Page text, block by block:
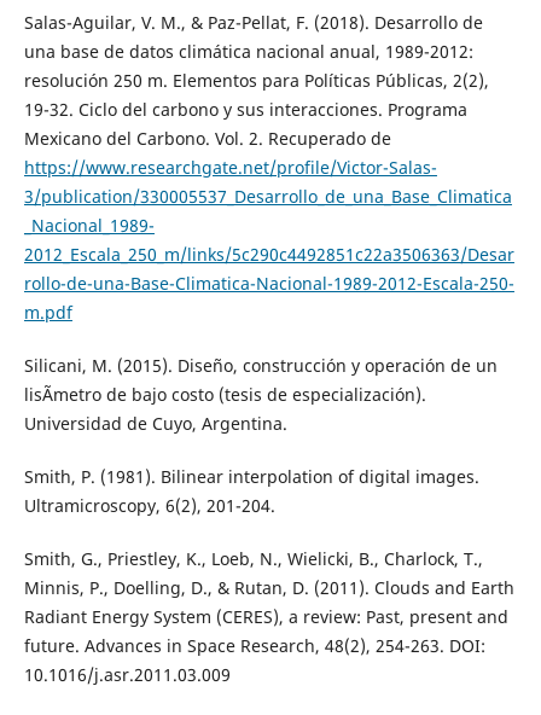
Salas-Aguilar, V. M., & Paz-Pellat, F. (2018). Desarrollo de
una base de datos climática nacional anual, 1989-2012:
resolución 250 m. Elementos para Políticas Públicas, 2(2),
19-32. Ciclo del carbono y sus interacciones. Programa
Mexicano del Carbono. Vol. 2. Recuperado de
https://www.researchgate.net/profile/Victor-Salas-
3/publication/330005537_Desarrollo_de_una_Base_Climatica
_Nacional_1989-
2012_Escala_250_m/links/5c290c4492851c22a3506363/Desar
rollo-de-una-Base-Climatica-Nacional-1989-2012-Escala-250-
m.pdf
Silicani, M. (2015). Diseño, construcción y operación de un
lisÃ­metro de bajo costo (tesis de especialización).
Universidad de Cuyo, Argentina.
Smith, P. (1981). Bilinear interpolation of digital images.
Ultramicroscopy, 6(2), 201-204.
Smith, G., Priestley, K., Loeb, N., Wielicki, B., Charlock, T.,
Minnis, P., Doelling, D., & Rutan, D. (2011). Clouds and Earth
Radiant Energy System (CERES), a review: Past, present and
future. Advances in Space Research, 48(2), 254-263. DOI:
10.1016/j.asr.2011.03.009